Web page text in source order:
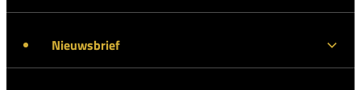
Nieuwsbrief